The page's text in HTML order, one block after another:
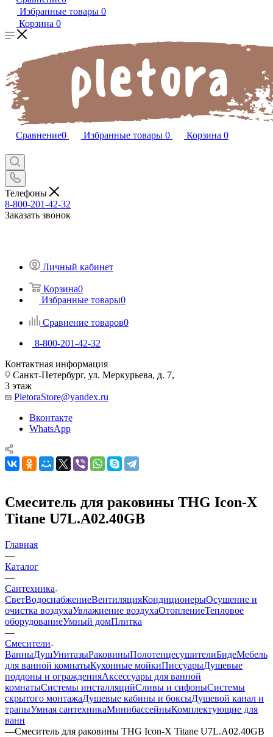
Избранные товары 0
Корзина 0
Сравнение0 Избранные товары 0 Корзина 0
Телефоны
8-800-201-42-32
Заказать звонок
Личный кабинет
Корзина0
Избранные товары0
Сравнение товаров0
8-800-201-42-32
Контактная информация
Санкт-Петербург, ул. Меркурьева, д. 7,
3 этаж
PletoraStore@yandex.ru
Вконтакте
WhatsApp
Смеситель для раковины THG Icon-X
Titane U7L.A02.40GB
Главная
—
Каталог
—
Сантехника
СветВодоснабжениеВентиляцияКондиционерыОсушение и
очистка воздухаУвлажнение воздухаОтоплениеТепловое
оборудованиеУмный домПлитка
—
Смесители
ВанныДушУнитазыРаковиныПолотенцесушителиБидеМебель
для ванной комнатыКухонные мойкиПиссуарыДушевые
поддоны и огражденияАксессуары для ванной
комнатыСистемы инсталляцийСливы и сифоныСистемы
скрытого монтажаДушевые кабины и боксыДушевой канал и
трапыУмная сантехникаМинибассейныКомплектующие для
ванн
—Смеситель для раковины THG Icon-X Titane U7L.A02.40GB